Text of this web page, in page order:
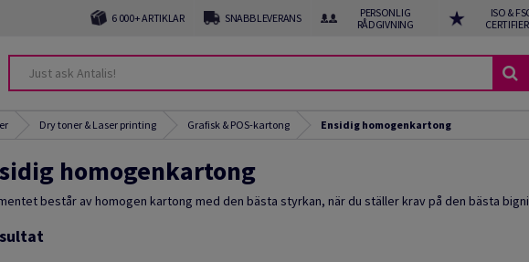
6 000+ ARTIKLAR SNABB LEVERANS
PERSONLIG
RÅDGIVNING
ISO &
Dry toner & Laser printing Grafisk & POS-kartong Ensidig homogenkartong
homogenkartong
består av homogen kartong med den bästa styrkan, när du ställer krav på den bästa